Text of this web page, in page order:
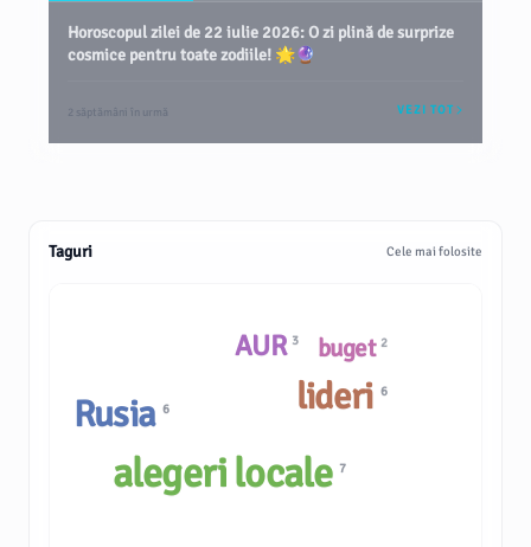
Horoscopul zilei de 22 iulie 2026: O zi plină de surprize
cosmice pentru toate zodiile! 🌟🔮
2 săptămâni în urmă VEZI TOT
Taguri Cele mai folosite
AUR 3
Rusia6
alegeri locale7
buget 2
lideri 6